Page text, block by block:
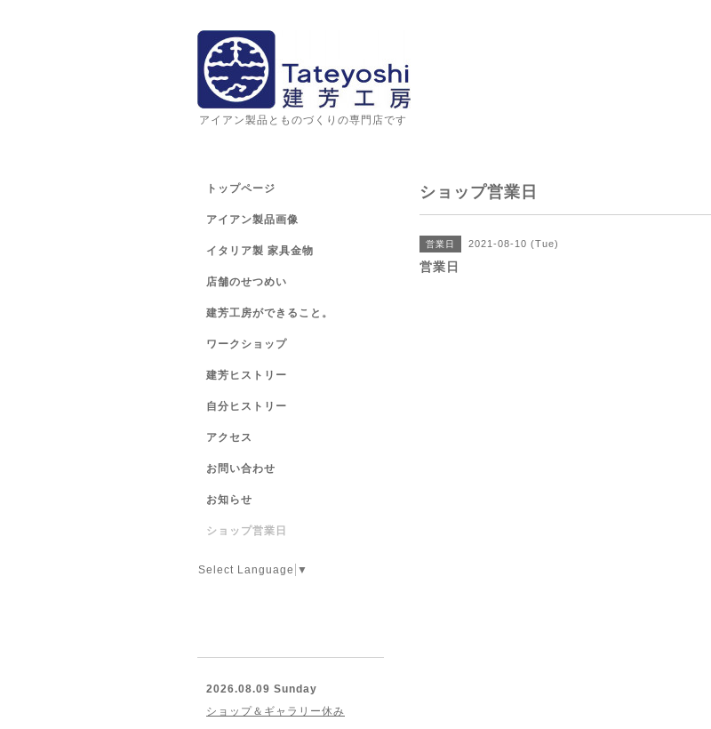
アイアン製品とものづくりの専門店です
ショップ営業日
営業日 2021-08-10 (Tue)
営業日
トップページ
アイアン製品画像
イタリア製 家具金物
店舗のせつめい
建芳工房ができること。
ワークショップ
建芳ヒストリー
自分ヒストリー
アクセス
お問い合わせ
お知らせ
ショップ営業日
Select Language ▼
2026.08.09 Sunday
ショップ＆ギャラリー休み